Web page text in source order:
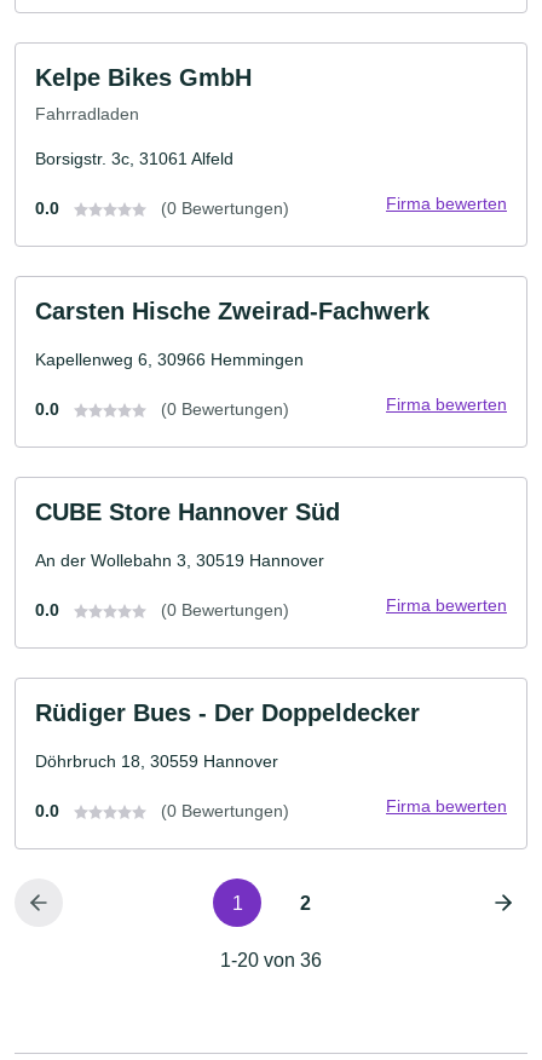
Kelpe Bikes GmbH
Fahrradladen
Borsigstr. 3c, 31061 Alfeld
0.0 (0 Bewertungen) Firma bewerten
Carsten Hische Zweirad-Fachwerk
Kapellenweg 6, 30966 Hemmingen
0.0 (0 Bewertungen) Firma bewerten
CUBE Store Hannover Süd
An der Wollebahn 3, 30519 Hannover
0.0 (0 Bewertungen) Firma bewerten
Rüdiger Bues - Der Doppeldecker
Döhrbruch 18, 30559 Hannover
0.0 (0 Bewertungen) Firma bewerten
1 2
1-20 von 36